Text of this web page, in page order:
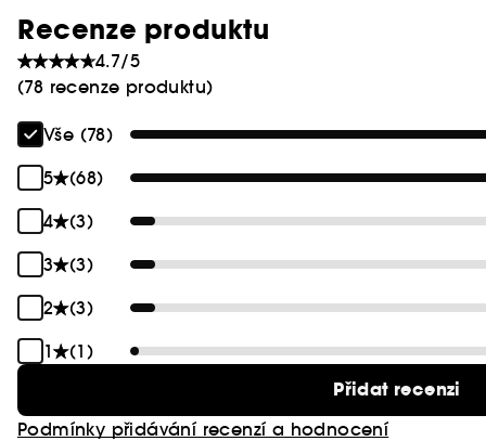
Recenze produktu
4.7/5
(78 recenze produktu)
Vše (78)
5
(68)
4
(3)
3
(3)
2
(3)
1
(1)
Přidat recenzi
Podmínky přidávání recenzí a hodnocení